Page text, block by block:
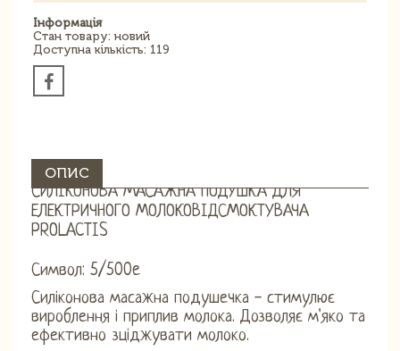
Інформація
Стан товару: новий
Доступна кількість: 119
ОПИС
СИЛІКОНОВА МАСАЖНА ПОДУШКА ДЛЯ
ЕЛЕКТРИЧНОГО МОЛОКОВІДСМОКТУВАЧА
PROLACTIS
Символ: 5/500e
Силіконова масажна подушечка - стимулює
вироблення і приплив молока. Дозволяє м'яко та
ефективно зціджувати молоко.